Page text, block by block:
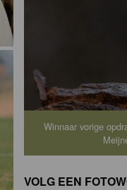
Winnaar vorige
VOLG EEN